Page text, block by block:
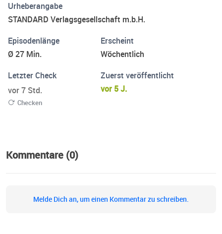
Selbstoptimierung der falsche Weg? Mit diesen und vielen
weiteren Fragen beschreiten wir mit der Hörerschaft den
immer donnerstags.
Urheberangabe
STANDARD Verlagsgesellschaft m.b.H.
Episodenlänge
Ø 27 Min.
Erscheint
Wöchentlich
Letzter Check
vor 7 Std.
Checken
Zuerst veröffentlicht
vor 5 J.
Kommentare (0)
Melde Dich an, um einen Kommentar zu schreiben.